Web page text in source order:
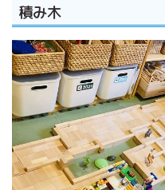
積み木